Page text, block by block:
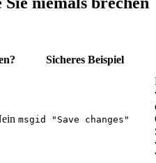
Sicheres Beispiel
msgid "Save changes"